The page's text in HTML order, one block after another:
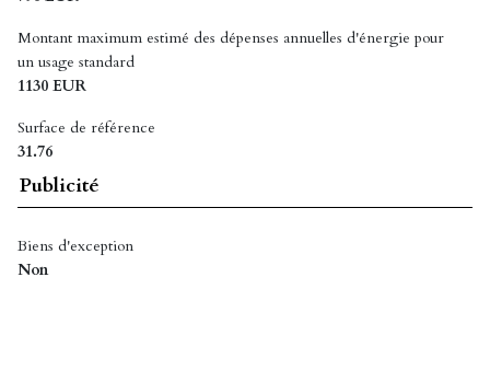
Montant maximum estimé des dépenses annuelles d'énergie pour
un usage standard
1130 EUR
Surface de référence
31.76
Publicité
Biens d'exception
Non